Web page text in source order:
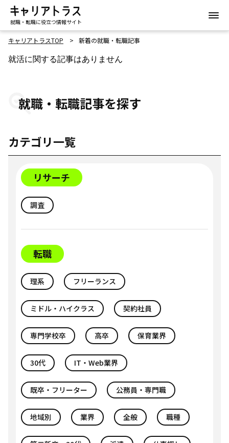
就職・転職に役立つ情報サイト
キャリアトラスTOP 新着の就職・転職記事
就活に関する記事はありません
就職・転職記事を探す
カテゴリ一覧
リサーチ
調査
転職
理系 フリーランス
ミドル・ハイクラス 契約社員
専門学校卒 高卒 保育業界
30代 IT・Web業界
既卒・フリーター 公務員・専門職
地域別 業界 全般 職種